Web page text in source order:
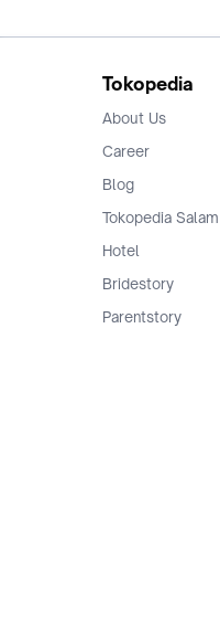
Tokopedia
About Us
Career
Blog
Tokopedia Salam
Hotel
Bridestory
Parentstory